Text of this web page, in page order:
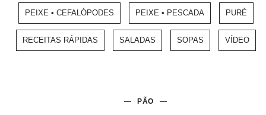
PEIXE • CEFALÓPODES PEIXE • PESCADA PURÉ
RECEITAS RÁPIDAS SALADAS SOPAS VÍDEO
PÃO